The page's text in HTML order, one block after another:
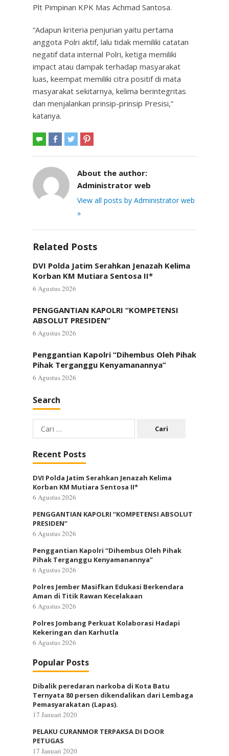
Plt Pimpinan KPK Mas Achmad Santosa.
“Adapun kriteria penjurian yaitu pertama
anggota Polri aktif, lalu tidak memiliki catatan
negatif data internal Polri, ketiga memiliki
impact atau dampak terhadap masyarakat
luas, keempat memiliki citra positif di mata
masyarakat sekitarnya, kelima berintegritas
dan menjalankan prinsip-prinsip Presisi,”
katanya.
About the author:
Administrator web
View all posts by Administrator web
»
Related Posts
DVI Polda Jatim Serahkan Jenazah Kelima
Korban KM Mutiara Sentosa II*
6 Agustus 2026
PENGGANTIAN KAPOLRI “KOMPETENSI
ABSOLUT PRESIDEN”
6 Agustus 2026
Penggantian Kapolri “Dihembus Oleh Pihak
Pihak Terganggu Kenyamanannya”
6 Agustus 2026
Search
Cari
untuk:
Recent Posts
DVI Polda Jatim Serahkan Jenazah Kelima
Korban KM Mutiara Sentosa II*
6 Agustus 2026
PENGGANTIAN KAPOLRI “KOMPETENSI ABSOLUT
PRESIDEN”
6 Agustus 2026
Penggantian Kapolri “Dihembus Oleh Pihak
Pihak Terganggu Kenyamanannya”
6 Agustus 2026
Polres Jember Masifkan Edukasi Berkendara
Aman di Titik Rawan Kecelakaan
6 Agustus 2026
Polres Jombang Perkuat Kolaborasi Hadapi
Kekeringan dan Karhutla
6 Agustus 2026
Popular Posts
Dibalik peredaran narkoba di Kota Batu
Ternyata 80 persen dikendalikan dari Lembaga
Pemasyarakatan (Lapas).
17 Januari 2020
PELAKU CURANMOR TERPAKSA DI DOOR
PETUGAS
17 Januari 2020